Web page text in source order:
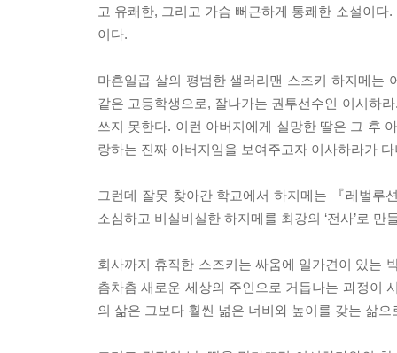
고 유쾌한, 그리고 가슴 뻐근하게 통쾌한 소설이다
이다.
마흔일곱 살의 평범한 샐러리맨 스즈키 하지메는
같은 고등학생으로, 잘나가는 권투선수인 이시하
쓰지 못한다. 이런 아버지에게 실망한 딸은 그 후
랑하는 진짜 아버지임을 보여주고자 이사하라가
그런데 잘못 찾아간 학교에서 하지메는 『레벌루
소심하고 비실비실한 하지메를 최강의 ‘전사’로
회사까지 휴직한 스즈키는 싸움에 일가견이 있는
츰차츰 새로운 세상의 주인으로 거듭나는 과정이
의 삶은 그보다 훨씬 넒은 너비와 높이를 갖는 삶으